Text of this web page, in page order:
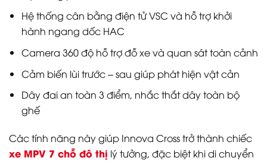
Hệ thống cân bằng điện tử VSC và hỗ trợ khởi
hành ngang dốc HAC
Camera 360 độ hỗ trợ đỗ xe và quan sát toàn cảnh
Cảm biến lùi trước – sau giúp phát hiện vật cản
Dây đai an toàn 3 điểm, nhắc thắt dây toàn bộ
ghế
Các tính năng này giúp Innova Cross trở thành chiếc
xe MPV 7 chỗ đô thị lý tưởng, đặc biệt khi di chuyển